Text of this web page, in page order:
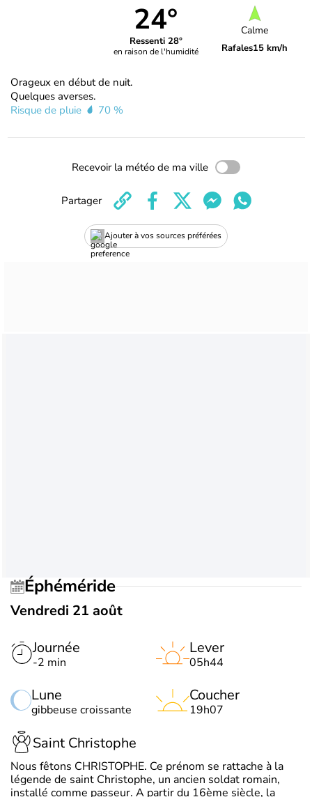
24°
Ressenti 28°
en raison de l'humidité
Calme
Rafales15 km/h
Orageux en début de nuit.
Quelques averses.
Risque de pluie
70 %
Recevoir la météo de ma ville
Ajouter à vos sources préférées
Partager
Éphéméride
Vendredi 21 août
Journée
-2 min
Lune
gibbeuse croissante
Lever
05h44
Coucher
19h07
Saint Christophe
Nous fêtons CHRISTOPHE. Ce prénom se rattache à la
légende de saint Christophe, un ancien soldat romain,
installé comme passeur. A partir du 16ème siècle, la